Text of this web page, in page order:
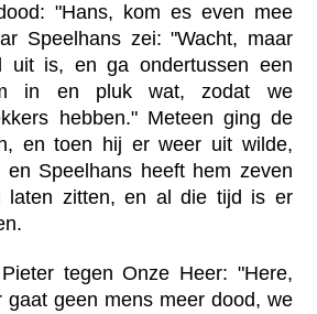
"Hans, kom es even mee
Speelhans zei: "Wacht, maar
uit is, en ga ondertussen een
in en pluk wat, zodat we
hebben." Meteen ging de
en toen hij er weer uit wilde,
Speelhans heeft hem zeven
laten zitten, en al die tijd is er
tegen Onze Heer: "Here,
gaat geen mens meer dood, we